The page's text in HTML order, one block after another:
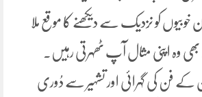
کو نزدیک سے دیکھنے کا موقع ملا
وہ اپنی مثال آپ ٹھہرتی رہیں.
فن کی گہرائی اور تشہیر سے دُوری